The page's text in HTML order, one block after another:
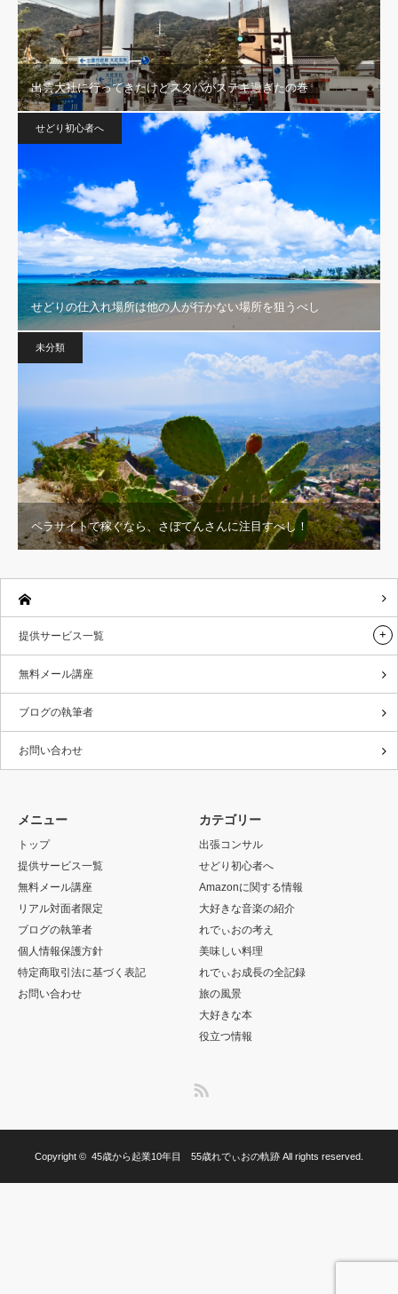
出雲大社に行ってきたけどスタバがステキ過ぎたの巻
せどり初心者へ
せどりの仕入れ場所は他の人が行かない場所を狙うべし
未分類
ペラサイトで稼ぐなら、さぼてんさんに注目すべし！
提供サービス一覧
無料メール講座
ブログの執筆者
お問い合わせ
メニュー
トップ
提供サービス一覧
無料メール講座
リアル対面者限定
ブログの執筆者
個人情報保護方針
特定商取引法に基づく表記
お問い合わせ
カテゴリー
出張コンサル
せどり初心者へ
Amazonに関する情報
大好きな音楽の紹介
れでぃおの考え
美味しい料理
れでぃお成長の全記録
旅の風景
大好きな本
役立つ情報
Copyright © 45歳から起業10年目 55歳れでぃおの軌跡 All rights reserved.